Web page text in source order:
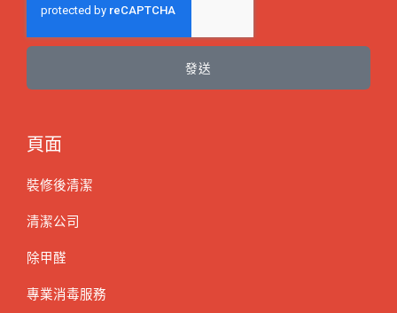
發送
頁面
裝修後清潔
清潔公司
除甲醛
專業消毒服務